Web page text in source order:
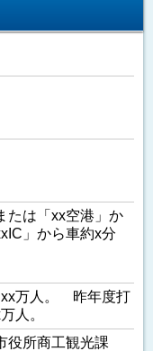
たは「xx空港」か
」から車約x分
万人。 昨年度打
人。
役所商工観光課